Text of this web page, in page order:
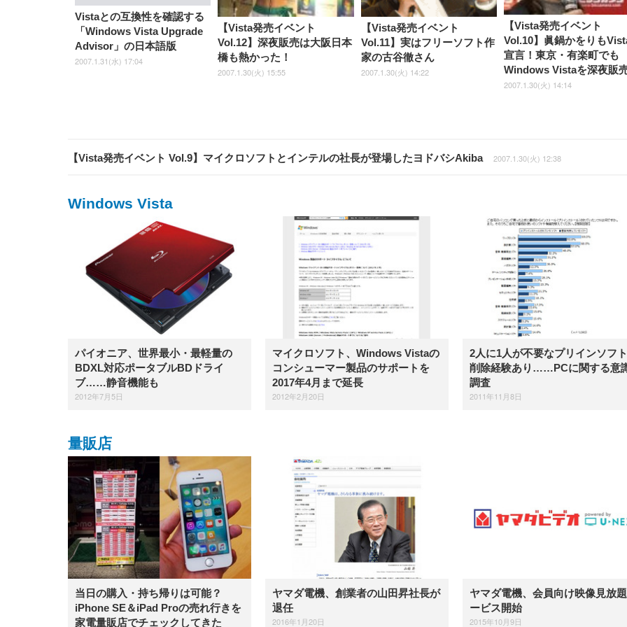
Vistaとの互換性を確認する
「Windows Vista Upgrade
Advisor」の日本語版
2007.1.31(水) 17:04
【Vista発売イベント
Vol.12】深夜販売は大阪日本
橋も熱かった！
2007.1.30(火) 15:55
【Vista発売イベント
Vol.11】実はフリーソフト作
家の古谷徹さん
2007.1.30(火) 14:22
【Vista発売イベント
Vol.10】眞鍋かをりも
宣言！東京・有楽町でも
Windows Vistaを深夜販
2007.1.30(火) 14:14
【Vista発売イベント Vol.9】マイクロソフトとインテルの社長が登場したヨドバシAkiba 2007.1.30(火) 12:38
Windows Vista
パイオニア、世界最小・最軽量の
BDXL対応ポータブルBDドライ
ブ……静音機能も
2012年7月5日
マイクロソフト、Windows Vistaの
コンシューマー製品のサポートを
2017年4月まで延長
2012年2月20日
2人に1人が不要なプリインソフ
削除経験あり……PCに関する意
調査
2011年11月8日
量販店
当日の購入・持ち帰りは可能？
iPhone SE＆iPad Proの売れ行きを
家電量販店でチェックしてきた
ヤマダ電機、創業者の山田昇社長が
退任
2016年1月20日
ヤマダ電機、会員向け映像見放
ービス開始
2015年10月9日